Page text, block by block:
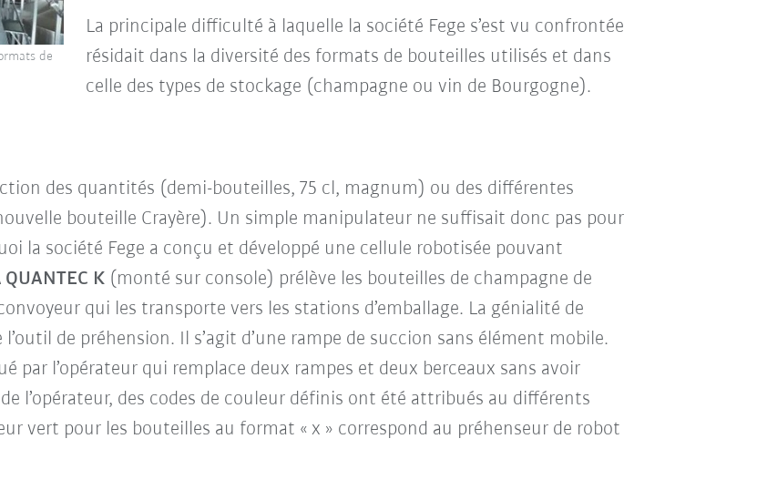
La principale difficulté à laquelle la société Fege s’est vu confrontée
résidait dans la diversité des formats de bouteilles utilisés et dans
celle des types de stockage (champagne ou vin de Bourgogne).
de
des quantités (demi-bouteilles, 75 cl, magnum) ou des différentes
bouteille Crayère). Un simple manipulateur ne suffisait donc pas pour
la société Fege a conçu et développé une cellule robotisée pouvant
K(monté sur console) prélève les bouteilles de champagne de
qui les transporte vers les stations d’emballage. La génialité de
de préhension. Il s’agit d’une rampe de succion sans élément mobile.
par l’opérateur qui remplace deux rampes et deux berceaux sans avoir
l’opérateur, des codes de couleur définis ont été attribués au différents
vert pour les bouteilles au format « x » correspond au préhenseur de robot